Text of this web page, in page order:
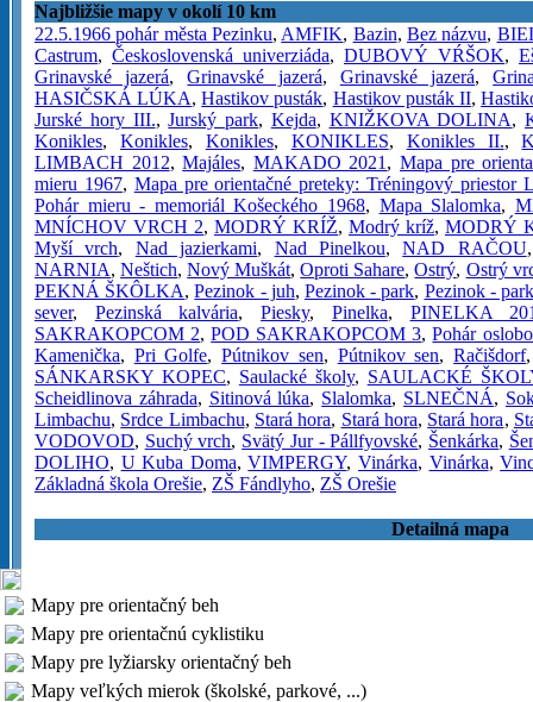
Najbližšie mapy v okolí 10 km
22.5.1966 pohár města Pezinku,AMFIK, Bazin, Bez názvu,
Castrum, Československá univerziáda, DUBOVÝ VŔŠOK,
Grinavské jazerá,Grinavské jazerá, Grinavské jazerá,
HASIČSKÁ LÚKA,Hastikov pusták, Hastikov pusták II,
Jurské hory III.,Jurský park, Kejda, KNIŽKOVA DOLINA,
Konikles, Konikles, Konikles, KONIKLES, Konikles II.,
LIMBACH 2012,Majáles, MAKADO 2021, Mapa pre
mieru 1967, Mapa pre orientačné preteky: Tréningový priestor
Pohár mieru - memoriál Košeckého 1968, Mapa Slalomka,
MNÍCHOV VRCH 2, MODRÝ KRÍŽ, Modrý kríž, MODRÝ
Myší vrch, Nad jazierkami, Nad Pinelkou,NAD RAČOU
NARNIA,Neštich,Nový Muškát,Oproti Sahare,Ostrý, Ostrý
PEKNÁ ŠKÔLKA,Pezinok - juh, Pezinok - park, Pezinok - park
sever, Pezinská kalvária,Piesky, Pinelka, PINELKA
SAKRAKOPCOM 2,POD SAKRAKOPCOM 3,Pohár
Kamenička, Pri Golfe,Pútnikov sen, Pútnikov sen,Račišdorf
SÁNKARSKY KOPEC, Saulacké školy, SAULACKÉ
Scheidlinova záhrada, Sitinová lúka, Slalomka, SLNEČNÁ,
Limbachu, Srdce Limbachu, Stará hora, Stará hora, Stará hora,
VODOVOD, Suchý vrch, Svätý Jur - Pállfyovské, Šenkárka,
DOLIHO, U Kuba Doma,VIMPERGY, Vinárka, Vinárka,
Základná škola Orešie, ZŠ Fándlyho, ZŠ Orešie
Detailná mapa
Mapy pre orientačný beh
Mapy pre orientačnú cyklistiku
Mapy pre lyžiarsky orientačný beh
Mapy veľkých mierok (školské, parkové, ...)